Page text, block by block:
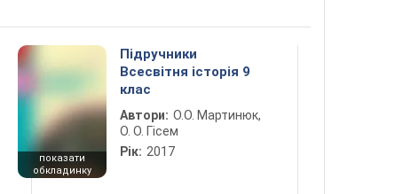
показати
обкладинку
Підручники
Всесвітня історія 9
клас
Автори: О.О. Мартинюк,
О. О. Гісем
Рік: 2017